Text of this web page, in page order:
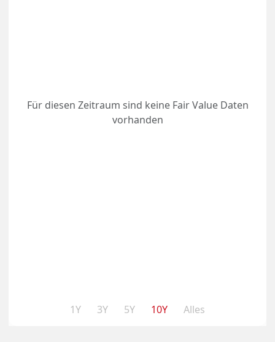
1Y 3Y 5Y 10Y Alles
Für diesen Zeitraum sind keine Fair Value Daten
vorhanden